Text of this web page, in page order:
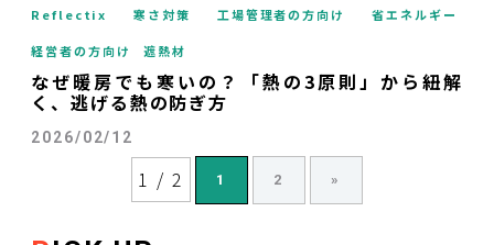
Reflectix 寒さ対策 工場管理者の方向け 省エネルギー
経営者の方向け 遮熱材
なぜ暖房でも寒いの？「熱の3原則」から紐解
く、逃げる熱の防ぎ方
2026/02/12
1 / 2 1 2 »